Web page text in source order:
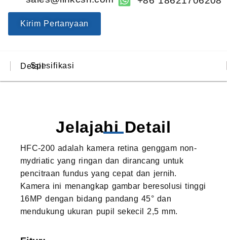
Kirim Pertanyaan
Detail
Spesifikasi
Jelajahi Detail
HFC-200 adalah kamera retina genggam non-
mydriatic yang ringan dan dirancang untuk
pencitraan fundus yang cepat dan jernih.
Kamera ini menangkap gambar beresolusi tinggi
16MP dengan bidang pandang 45° dan
mendukung ukuran pupil sekecil 2,5 mm.